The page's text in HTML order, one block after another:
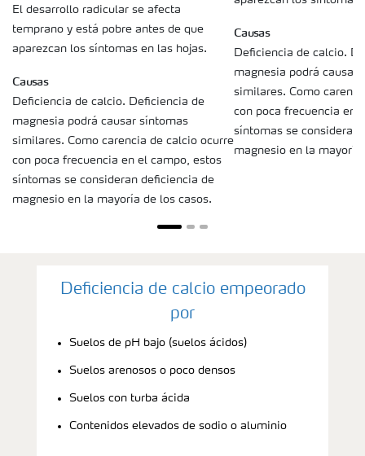
El desarrollo radicular se afecta
temprano y está pobre antes de que
aparezcan los síntomas en las hojas.
Causas
Deficiencia de calcio. Deficiencia de
magnesia podrá causar síntomas
similares. Como carencia de calcio ocurre
con poca frecuencia en el campo, estos
síntomas se consideran deficiencia de
magnesio en la mayoría de los casos.
Causas
Deficiencia de calcio.
magnesia podrá causar
similares. Como
con poca frecuencia en
síntomas se consideran
magnesio en la mayoría
Deficiencia de calcio empeorado
por
Suelos de pH bajo (suelos ácidos)
Suelos arenosos o poco densos
Suelos con turba ácida
Contenidos elevados de sodio o aluminio